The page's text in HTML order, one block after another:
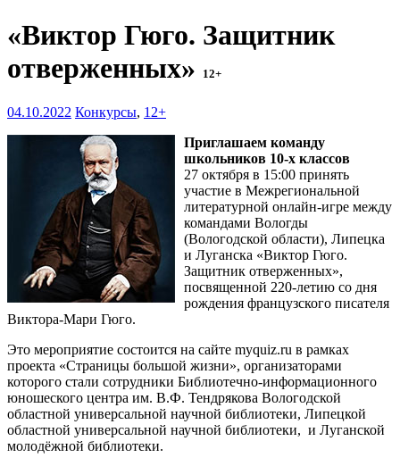
«Виктор Гюго. Защитник
отверженных»
12+
04.10.2022 Конкурсы, 12+
Приглашаем команду
школьников 10-х классов
27 октября в 15:00 принять
участие в Межрегиональной
литературной онлайн-игре между
командами Вологды
(Вологодской области), Липецка
и Луганска «Виктор Гюго.
Защитник отверженных»,
посвященной 220-летию со дня
рождения французского писателя
Виктора-Мари Гюго.
Это мероприятие состоится на сайте myquiz.ru в рамках
проекта «Страницы большой жизни», организаторами
которого стали сотрудники Библиотечно-информационного
юношеского центра им. В.Ф. Тендрякова Вологодской
областной универсальной научной библиотеки, Липецкой
областной универсальной научной библиотеки, и Луганской
молодёжной библиотеки.